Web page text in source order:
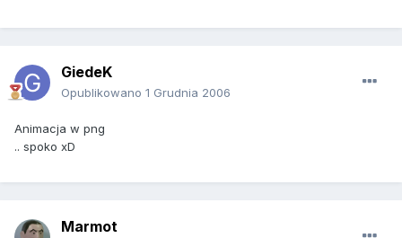
GiedeK
Opublikowano 1 Grudnia 2006
Animacja w png
.. spoko xD
Marmot